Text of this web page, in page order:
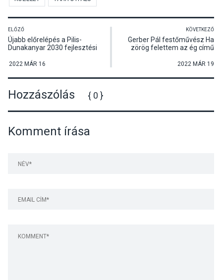
ELŐZŐ
Újabb előrelépés a Pilis-
Dunakanyar 2030 fejlesztési
2022 MÁR 16
KÖVETKEZŐ
Gerber Pál festőművész Ha
zörög felettem az ég című
Dunabogdányban
2022 MÁR 19
Hozzászólás { 0 }
Komment írása